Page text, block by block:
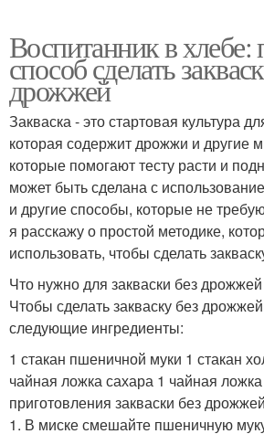
Воспитанник в хлебе:
способ сделать
дрожжей
Закваска - это стартовая культура
которая содержит дрожжи и другие
которые помогают тесту расти и
может быть сделана с
и другие способы, которые не
я расскажу о простой методике,
использовать, чтобы сделать
Что нужно для закваски без дрожжей
Чтобы сделать закваску без
следующие ингредиенты:
1 стакан пшеничной муки 1 стакан
чайная ложка сахара 1 чайная
приготовления закваски без дрожжей
1. В миске смешайте пшеничную